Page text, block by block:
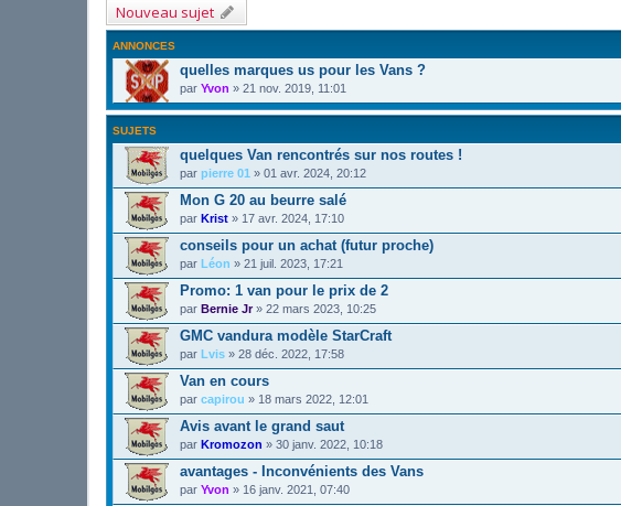
Nouveau sujet
ANNONCES
quelles marques us pour les Vans ?
par Yvon » 21 nov. 2019, 11:01
SUJETS
quelques Van rencontrés sur nos routes !
par pierre 01 » 01 avr. 2024, 20:12
Mon G 20 au beurre salé
par Krist » 17 avr. 2024, 17:10
conseils pour un achat (futur proche)
par Léon » 21 juil. 2023, 17:21
Promo: 1 van pour le prix de 2
par Bernie Jr» 22 mars 2023, 10:25
GMC vandura modèle StarCraft
par Lvis » 28 déc. 2022, 17:58
Van en cours
par capirou » 18 mars 2022, 12:01
Avis avant le grand saut
par Kromozon » 30 janv. 2022, 10:18
avantages - Inconvénients des Vans
par Yvon » 16 janv. 2021, 07:40